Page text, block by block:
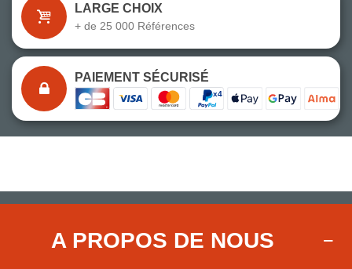
LARGE CHOIX
+ de 25 000 Références
PAIEMENT SÉCURISÉ
A PROPOS DE NOUS